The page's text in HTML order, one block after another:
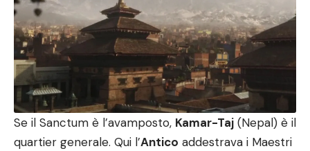
Se il Sanctum è l’avamposto, Kamar-Taj (Nepal) è il
quartier generale. Qui l’Antico addestrava i Maestri